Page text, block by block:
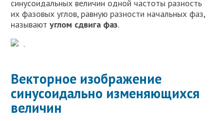
синусоидальных величин одной частоты разность
их фазовых углов, равную разности начальных фаз,
называютуглом сдвига фаз.
.
Векторное изображение
синусоидально изменяющихся
величин